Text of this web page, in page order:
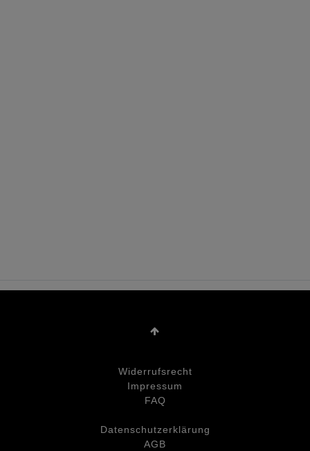
Widerrufs­recht
Impressum
FAQ
Daten­schutz­erklärung
AGB